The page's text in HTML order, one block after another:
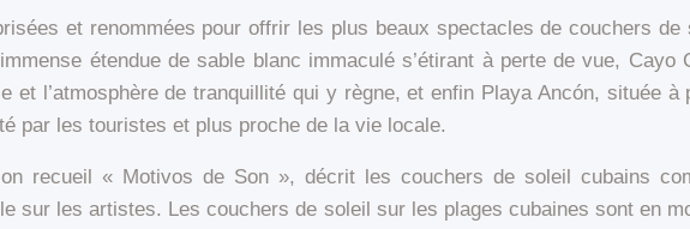
et renommées pour offrir les plus beaux spectacles de couchers
étendue de sable blanc immaculé s’étirant à perte de vue, Cayo
et l’atmosphère de tranquillité qui y règne, et enfin Playa Ancón, située
par les touristes et plus proche de la vie locale.
recueil « Motivos de Son », décrit les couchers de soleil cubains
sur les artistes. Les couchers de soleil sur les plages cubaines sont en